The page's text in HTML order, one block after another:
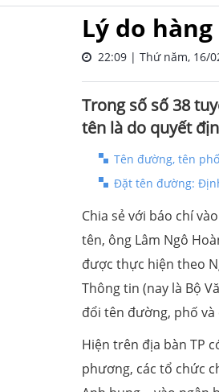
Lý do
22:09 | Thứ năm, 16/
Trong số số 38
tên là do quyết
Tên đường, tên
Đặt tên đường:
Chia sẻ với báo chí
tên, ông Lâm Ngô
được thực hiện theo
Thông tin (nay là Bộ
đổi tên đường, phố
Hiện trên địa bàn TP
phương, các tổ chức